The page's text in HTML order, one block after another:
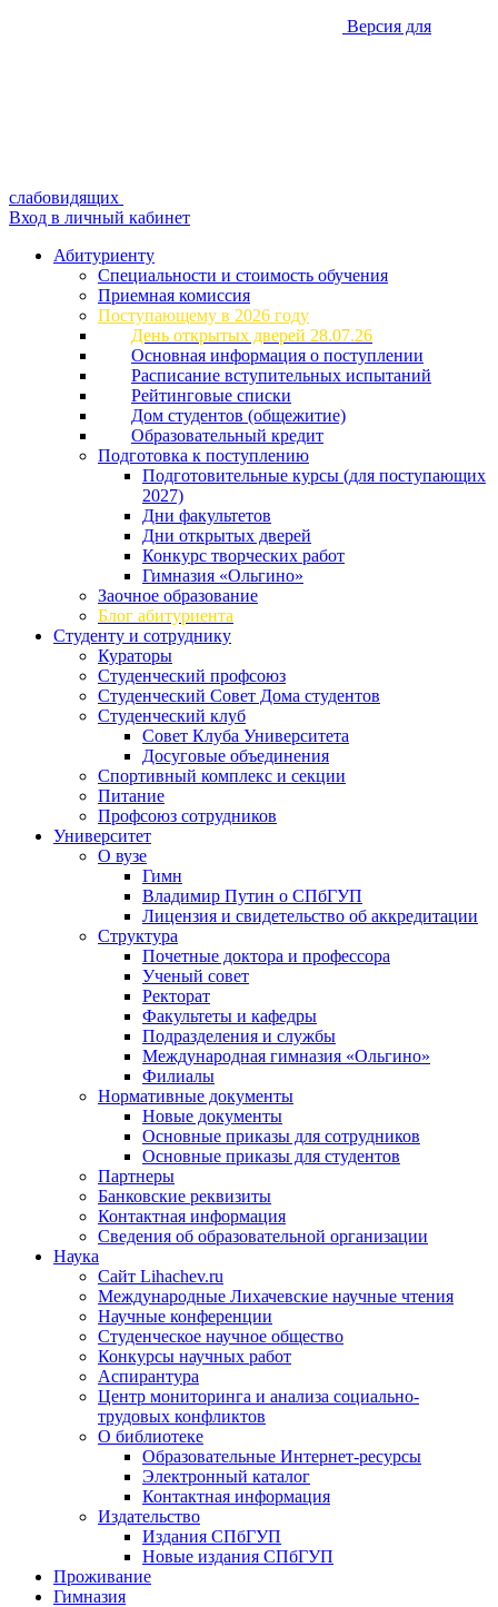
Версия для
слабовидящих
Вход в личный кабинет
Абитуриенту
Специальности и стоимость обучения
Приемная комиссия
Поступающему в 2026 году
День открытых дверей 28.07.26
Основная информация о поступлении
Расписание вступительных испытаний
Рейтинговые списки
Дом студентов (общежитие)
Образовательный кредит
Подготовка к поступлению
Подготовительные курсы (для поступающих
2027)
Дни факультетов
Дни открытых дверей
Конкурс творческих работ
Гимназия «Ольгино»
Заочное образование
Блог абитуриента
Студенту и сотруднику
Кураторы
Студенческий профсоюз
Студенческий Совет Дома студентов
Студенческий клуб
Совет Клуба Университета
Досуговые объединения
Спортивный комплекс и секции
Питание
Профсоюз сотрудников
Университет
О вузе
Гимн
Владимир Путин о СПбГУП
Лицензия и свидетельство об аккредитации
Структура
Почетные доктора и профессора
Ученый совет
Ректорат
Факультеты и кафедры
Подразделения и службы
Международная гимназия «Ольгино»
Филиалы
Нормативные документы
Новые документы
Основные приказы для сотрудников
Основные приказы для студентов
Партнеры
Банковские реквизиты
Контактная информация
Сведения об образовательной организации
Наука
Сайт Lihachev.ru
Международные Лихачевские научные чтения
Научные конференции
Студенческое научное общество
Конкурсы научных работ
Аспирантура
Центр мониторинга и анализа социально-
трудовых конфликтов
О библиотеке
Образовательные Интернет-ресурсы
Электронный каталог
Контактная информация
Издательство
Издания СПбГУП
Новые издания СПбГУП
Проживание
Гимназия